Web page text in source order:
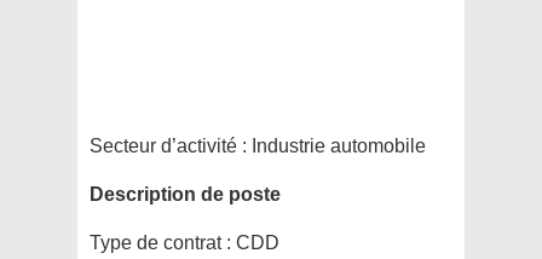
Secteur d’activité : Industrie automobile
Description de poste
Type de contrat : CDD